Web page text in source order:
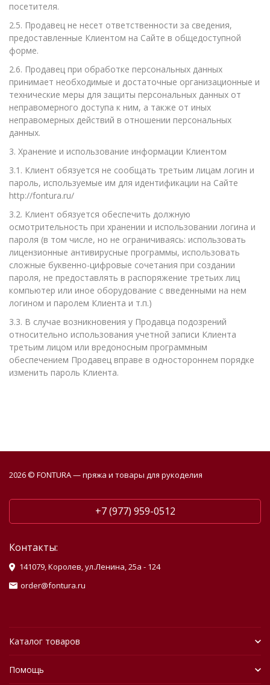
посетителя.
2.5. Продавец не несет ответственности за сведения,
предоставленные Клиентом на Сайте в общедоступной
форме.
2.6. Продавец при обработке персональных данных
принимает необходимые и достаточные организационные и
технические меры для защиты персональных данных от
неправомерного доступа к ним, а также от иных
неправомерных действий в отношении персональных
данных.
3. Хранение и использование информации Клиентом
3.1. Клиент обязуется не сообщать третьим лицам логин и
пароль, используемые им для идентификации на Сайте
http://fontura.ru/
3.2. Клиент обязуется обеспечить должную
осмотрительность при хранении и использовании логина и
пароля (в том числе, но не ограничиваясь: использовать
лицензионные антивирусные программы, использовать
сложные буквенно-цифровые сочетания при создании
пароля, не предоставлять в распоряжение третьих лиц
компьютер или иное оборудование с введенными на нем
логином и паролем Клиента и т.п.)
3.3. В случае возникновения у Продавца подозрений
относительно использования учетной записи Клиента
третьим лицом или вредоносным программным
обеспечением Продавец вправе в одностороннем порядке
изменить пароль Клиента.
2026 © FONTURA — пряжа и товары для рукоделия
+7 (977) 959-0512
Контакты:
141079, Королев, ул.Ленина, 25а - 124
order@fontura.ru
Каталог товаров
Помощь